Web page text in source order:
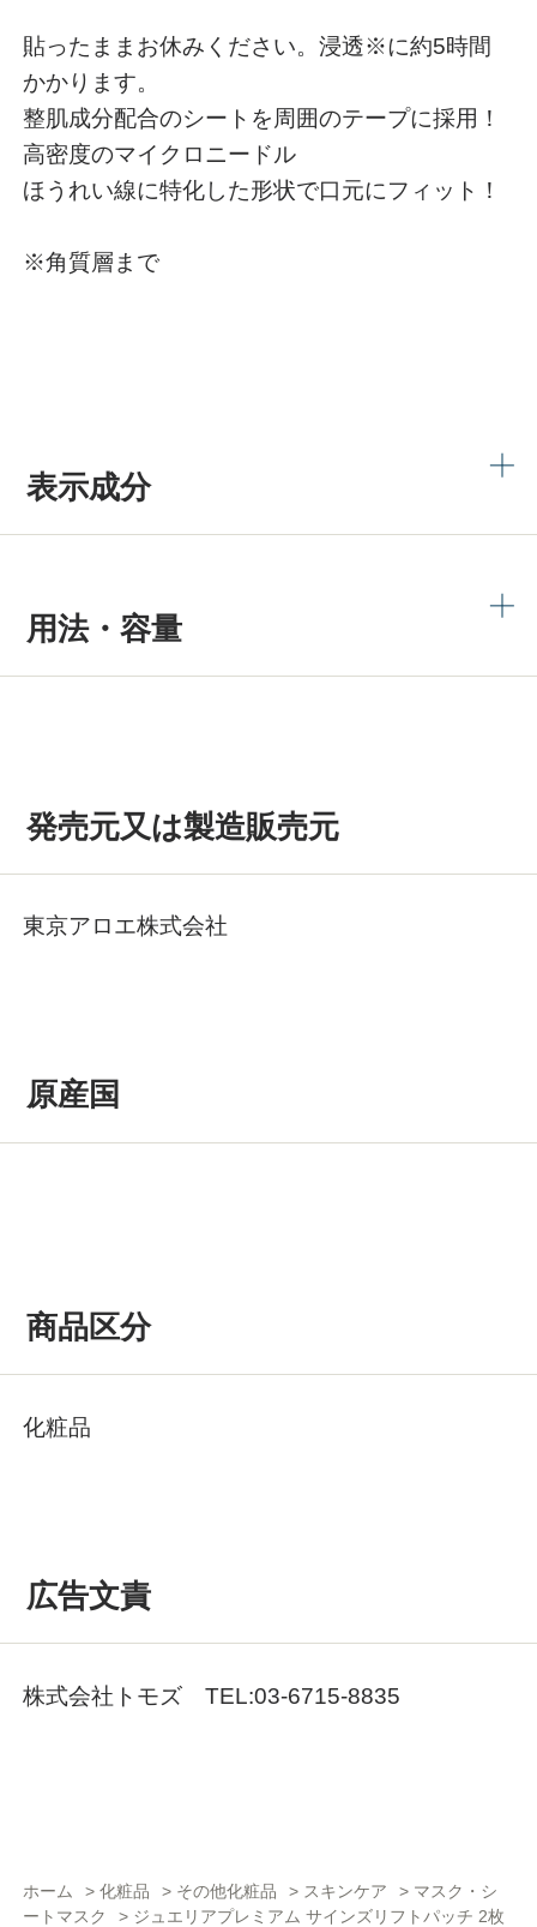
貼ったままお休みください。浸透※に約5時間
かかります。
整肌成分配合のシートを周囲のテープに採用！
高密度のマイクロニードル
ほうれい線に特化した形状で口元にフィット！
※角質層まで
表示成分
用法・容量
発売元又は製造販売元
東京アロエ株式会社
原産国
商品区分
化粧品
広告文責
株式会社トモズ TEL:03-6715-8835
ホーム >化粧品 > その他化粧品 > スキンケア > マスク・シ
ートマスク
> ジュエリアプレミアム サインズリフトパッチ 2枚